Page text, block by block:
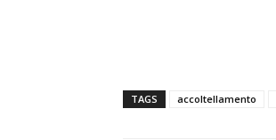
TAGS accoltellamento